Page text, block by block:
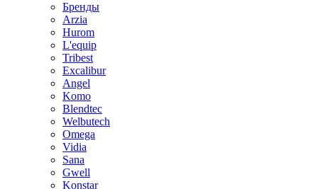
Бренды
Arzia
Hurom
L'equip
Tribest
Excalibur
Angel
Komo
Blendtec
Welbutech
Omega
Vidia
Sana
Gwell
Konstar